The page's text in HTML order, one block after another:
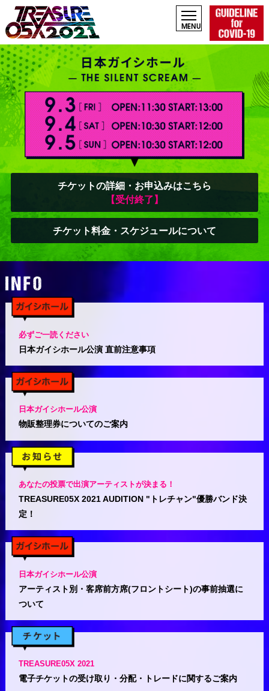
チケットの詳細・お申込みはこちら
【受付終了】
チケット料金・スケジュールについて
必ずご一読ください
日本ガイシホール公演 直前注意事項
日本ガイシホール公演
物販整理券についてのご案内
あなたの投票で出演アーティストが決まる！
TREASURE05X 2021 AUDITION "トレチャン"優勝バンド決
定！
日本ガイシホール公演
アーティスト別・客席前方席(フロントシート)の事前抽選に
ついて
TREASURE05X 2021
電子チケットの受け取り・分配・トレードに関するご案内